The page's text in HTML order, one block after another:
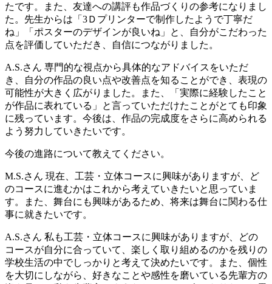
たです。また、友達への講評も作品づくりの参考になりまし
た。先生からは「3Ｄプリンターで制作したようで丁寧だ
ね」「ポスターのデザインが良いね」と、自分がこだわった
点を評価していただき、自信につながりました。
A.S.さん 専門的な視点から具体的なアドバイスをいただ
き、自分の作品の良い点や改善点を知ることができ、表現の
可能性が大きく広がりました。また、「実際に経験したこと
が作品に表れている」と言っていただけたことがとても印象
に残っています。今後は、作品の完成度をさらに高められる
よう努力していきたいです。
今後の進路について教えてください。
M.S.さん 現在、工芸・立体コースに興味がありますが、ど
のコースに進むかはこれから考えていきたいと思っていま
す。また、舞台にも興味があるため、将来は舞台に関わる仕
事に就きたいです。
A.S.さん 私も工芸・立体コースに興味がありますが、どの
コースが自分に合っていて、楽しく取り組めるのかを残りの
学校生活の中でしっかりと考えて決めたいです。また、個性
を大切にしながら、好きなことや感性を磨いている先輩方の